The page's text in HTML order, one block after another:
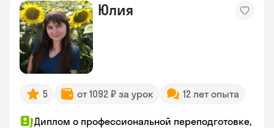
Юлия
5 от 1092 ₽ за урок 12 лет опыта
Диплом о профессиональной переподготовке,